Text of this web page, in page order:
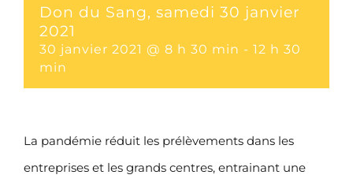
Don du Sang, samedi 30 janvier
2021
30 janvier 2021 @ 8 h 30 min - 12 h 30
min
La pandémie réduit les prélèvements dans les
entreprises et les grands centres, entrainant une